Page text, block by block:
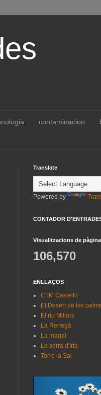
contaminacion
Translate
Powered by
CONTADOR
Visualitzacions de
106,570
ENLLAÇOS
CTM Castelló
El Desert de les
El riu Millars
La Renegà
La marjal
La serra d'Irta
Torre la Sal